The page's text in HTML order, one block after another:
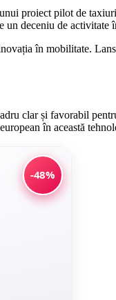
proiect pilot de
un deceniu de activitate
în mobilitate.
clar și favorabil
în această
-48%